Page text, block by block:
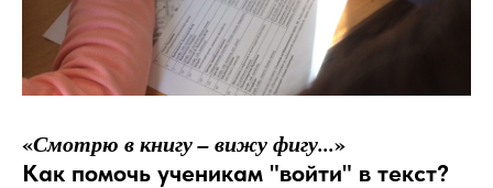
«Смотрю в книгу – вижу фигу...»
Как помочь ученикам "войти" в текст?